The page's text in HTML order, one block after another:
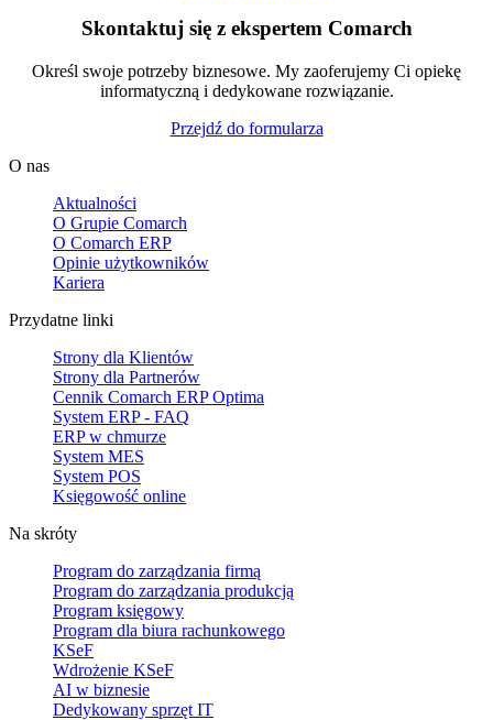
Skontaktuj się z ekspertem Comarch
Określ swoje potrzeby biznesowe. My zaoferujemy Ci opiekę
informatyczną i dedykowane rozwiązanie.
Przejdź do formularza
O nas
Aktualności
O Grupie Comarch
O Comarch ERP
Opinie użytkowników
Kariera
Przydatne linki
Strony dla Klientów
Strony dla Partnerów
Cennik Comarch ERP Optima
System ERP - FAQ
ERP w chmurze
System MES
System POS
Księgowość online
Na skróty
Program do zarządzania firmą
Program do zarządzania produkcją
Program księgowy
Program dla biura rachunkowego
KSeF
Wdrożenie KSeF
AI w biznesie
Dedykowany sprzęt IT